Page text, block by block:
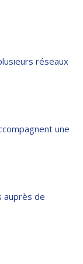
réseaux
une
auprès de